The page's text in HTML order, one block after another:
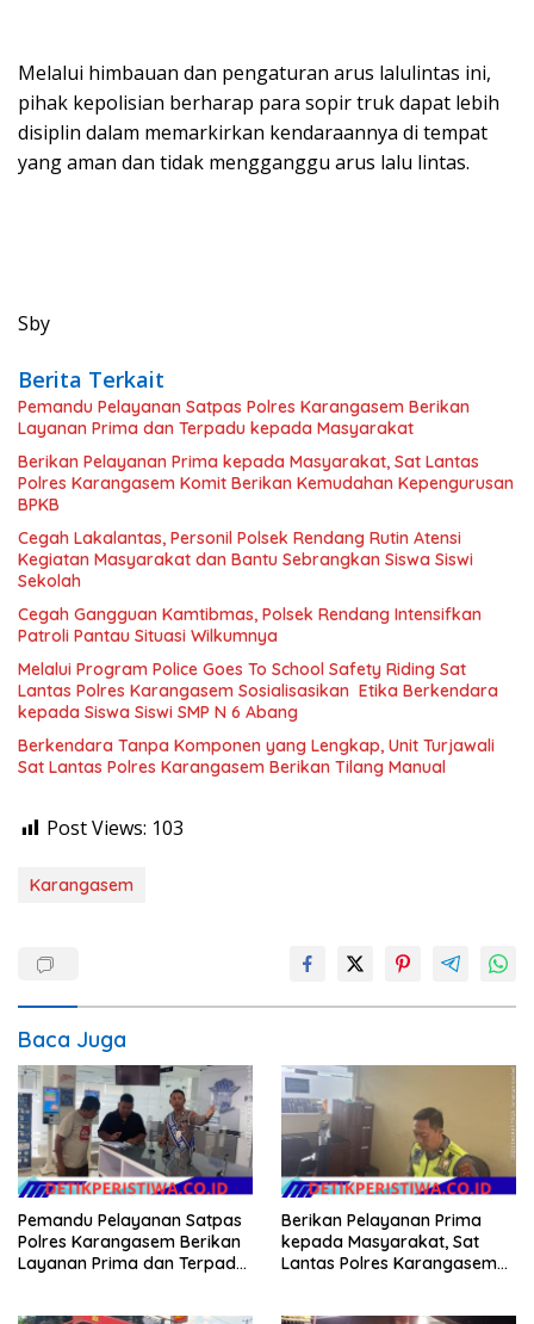
Melalui himbauan dan pengaturan arus lalulintas ini,
pihak kepolisian berharap para sopir truk dapat lebih
disiplin dalam memarkirkan kendaraannya di tempat
yang aman dan tidak mengganggu arus lalu lintas.
Sby
Berita Terkait
Pemandu Pelayanan Satpas Polres Karangasem Berikan
Layanan Prima dan Terpadu kepada Masyarakat
Berikan Pelayanan Prima kepada Masyarakat, Sat Lantas
Polres Karangasem Komit Berikan Kemudahan Kepengurusan
BPKB
Cegah Lakalantas, Personil Polsek Rendang Rutin Atensi
Kegiatan Masyarakat dan Bantu Sebrangkan Siswa Siswi
Sekolah
Cegah Gangguan Kamtibmas, Polsek Rendang Intensifkan
Patroli Pantau Situasi Wilkumnya
Melalui Program Police Goes To School Safety Riding Sat
Lantas Polres Karangasem Sosialisasikan Etika Berkendara
kepada Siswa Siswi SMP N 6 Abang
Berkendara Tanpa Komponen yang Lengkap, Unit Turjawali
Sat Lantas Polres Karangasem Berikan Tilang Manual
Post Views: 103
Karangasem
Baca Juga
Pemandu Pelayanan Satpas
Polres Karangasem Berikan
Layanan Prima dan Terpadu
Berikan Pelayanan Prima
kepada Masyarakat, Sat
Lantas Polres Karangasem